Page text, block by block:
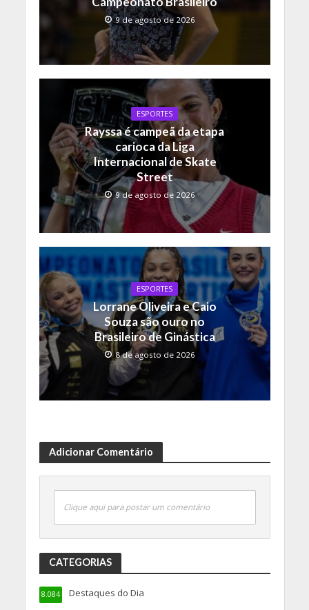
9 de agosto de 2026
ESPORTES
Rayssa é campeã da etapa
carioca da Liga
Internacional de Skate
Street
9 de agosto de 2026
ESPORTES
Lorrane Oliveira e Caio
Souza são ouro no
Brasileiro de Ginástica
8 de agosto de 2026
Adicionar Comentário
Clique aqui para postar um comentário
CATEGORIAS
Destaques do Dia
8.084